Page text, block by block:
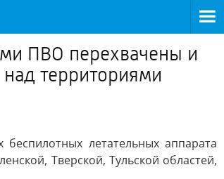
ПВО перехвачены и
территориями
летательных аппарата
Тверской, Тульской областей,